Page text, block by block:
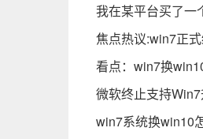
我在某平台买了一
焦点热议:win7正
看点：win7换
微软终止支持
win7系统换win10